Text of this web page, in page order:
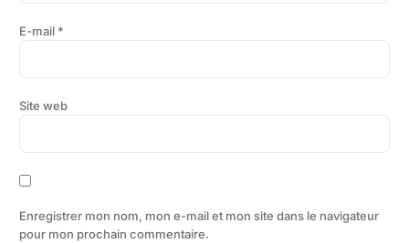
E-mail *
Site web
Enregistrer mon nom, mon e-mail et mon site dans le navigateur
pour mon prochain commentaire.